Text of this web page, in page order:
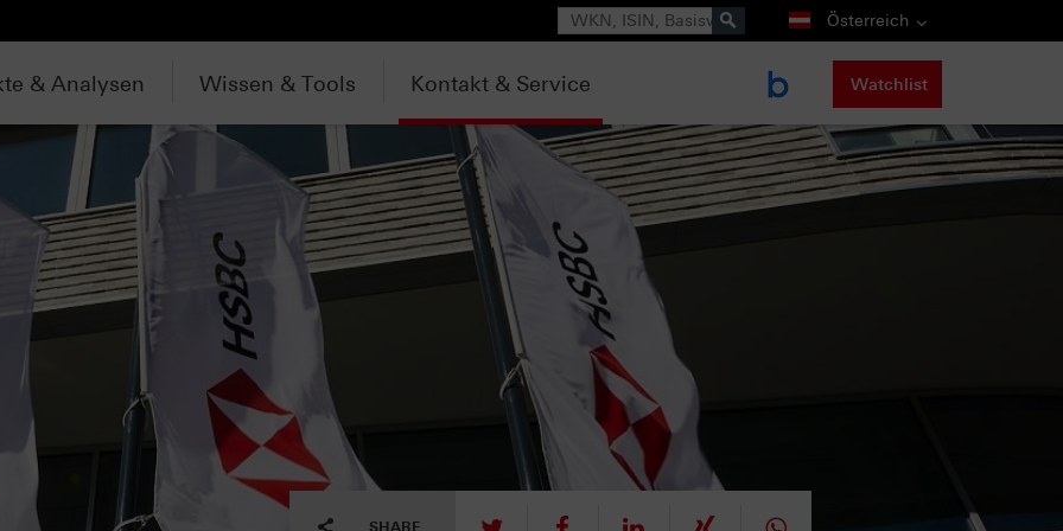
Suche Österreich
& Analysen Wissen & Tools Kontakt & Service Watchlist
SHARE tweet mitteilen